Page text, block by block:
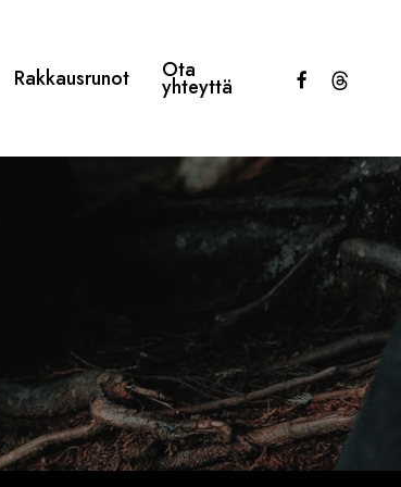
Rakkausrunot Ota
yhteyttä facebookthreads